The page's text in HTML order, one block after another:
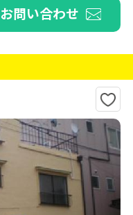
お問い合わせ